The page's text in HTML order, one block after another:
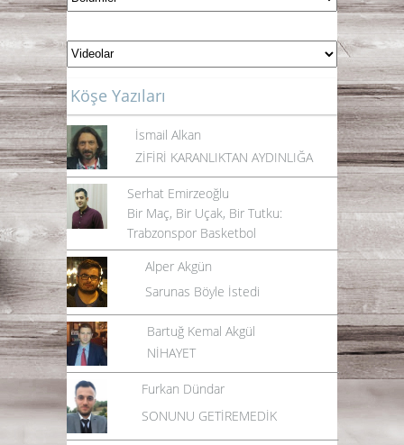
Köşe Yazıları
İsmail Alkan
ZİFİRİ KARANLIKTAN AYDINLIĞA
Serhat Emirzeoğlu
Bir Maç, Bir Uçak, Bir Tutku:
Trabzonspor Basketbol
Alper Akgün
Sarunas Böyle İstedi
Bartuğ Kemal Akgül
NİHAYET
Furkan Dündar
SONUNU GETİREMEDİK